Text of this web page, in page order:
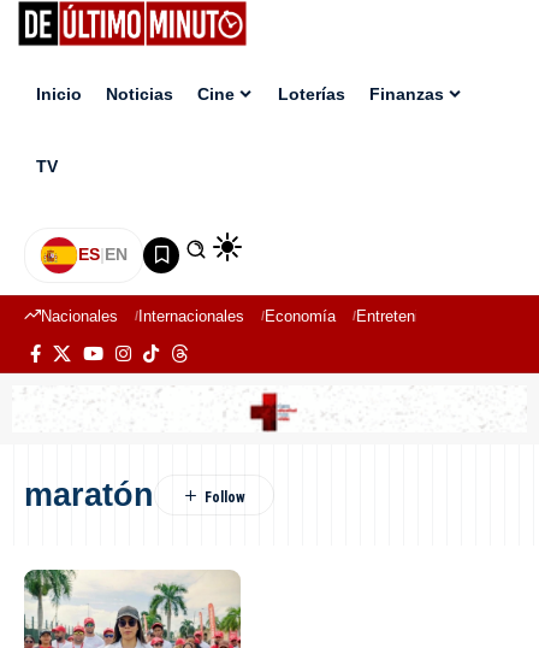
Inicio Noticias Cine Loterías Finanzas
TV
ES|EN
Nacionales Internacionales Economía Entretenimiento
maratón